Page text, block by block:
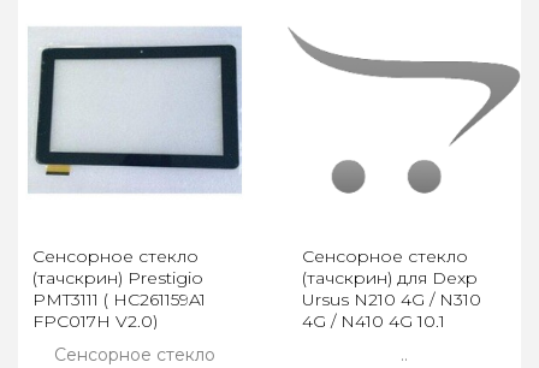
Сенсорное стекло
(тачскрин) Prestigio
PMT3111 ( HC261159A1
FPC017H V2.0)
Сенсорное стекло
Сенсорное стекло
(тачскрин) для Dexp
Ursus N210 4G / N310
4G / N410 4G 10.1
..